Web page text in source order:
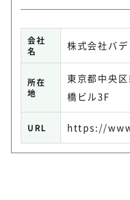
会社
名
株式会社バ
所在
地
東京都中央
橋ビル3F
URL https://